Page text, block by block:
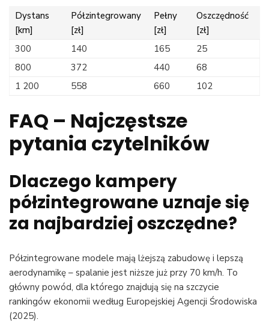
Dystans
[km]
Półzintegrowany
[zł]
Pełny
[zł]
Oszczędność
[zł]
300
140 165
25
800
372 440
68
1 200
558 660 102
FAQ – Najczęstsze
pytania czytelników
Dlaczego kampery
półzintegrowane uznaje się
za najbardziej oszczędne?
Półzintegrowane modele mają lżejszą zabudowę i lepszą
aerodynamikę – spalanie jest niższe już przy 70 km/h. To
główny powód, dla którego znajdują się na szczycie
rankingów ekonomii według Europejskiej Agencji Środowiska
(2025).